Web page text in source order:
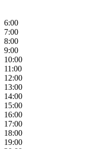
6:00
7:00
8:00
9:00
10:00
11:00
12:00
13:00
14:00
15:00
16:00
17:00
18:00
19:00